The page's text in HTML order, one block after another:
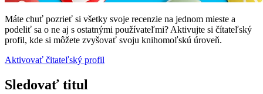
Máte chuť pozrieť si všetky svoje recenzie na jednom mieste a
podeliť sa o ne aj s ostatnými používateľmi? Aktivujte si čítateľský
profil, kde si môžete zvyšovať svoju knihomoľskú úroveň.
Aktivovať čitateľský profil
Sledovať titul